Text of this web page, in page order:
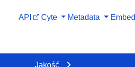
API Cyte Metadata Embed
Jakość